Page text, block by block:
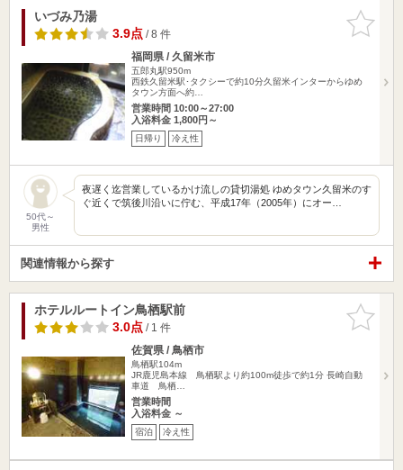
お気に入
りに追加
いづみ乃湯
3.9点/ 8 件
福岡県 / 久留米市
五郎丸駅950m
西鉄久留米駅･タクシーで約10分久留米インターからゆめ
タウン方面へ約…
営業時間 10:00～27:00
入浴料金 1,800円～
日帰り 冷え性
50代～
男性
夜遅く迄営業しているかけ流しの貸切湯処 ゆめタウン久留米のす
ぐ近くで筑後川沿いに佇む、平成17年（2005年）にオー…
関連情報から探す
お気に入
りに追加
ホテルルートイン鳥栖駅前
3.0点/ 1 件
佐賀県 / 鳥栖市
鳥栖駅104m
JR鹿児島本線 鳥栖駅より約100m徒歩で約1分 長崎自動
車道 鳥栖…
営業時間
入浴料金 ～
宿泊 冷え性